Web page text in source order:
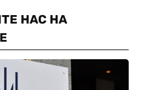
НАС НА